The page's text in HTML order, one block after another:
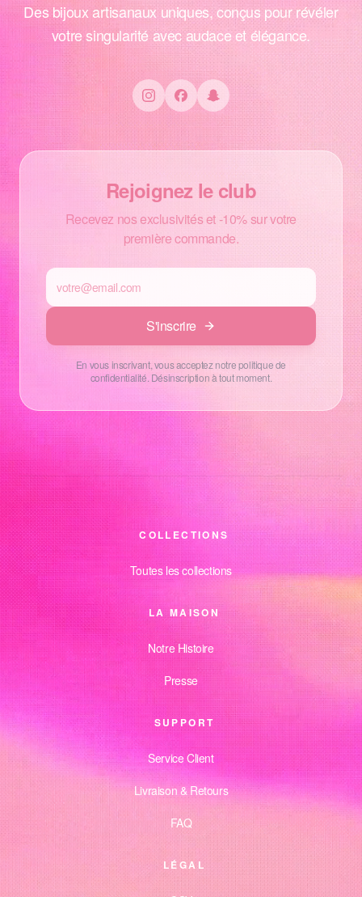
Des bijoux artisanaux uniques, conçus pour révéler
votre singularité avec audace et élégance.
Rejoignez le club
Recevez nos exclusivités et -10% sur votre
première commande.
S'inscrire
En vous inscrivant, vous acceptez notre politique de
confidentialité. Désinscription à tout moment.
COLLECTIONS
Toutes les collections
LA MAISON
Notre Histoire
Presse
SUPPORT
Service Client
Livraison & Retours
FAQ
LÉGAL